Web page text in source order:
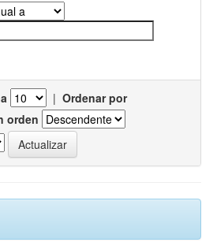
| Ordenar por
orden